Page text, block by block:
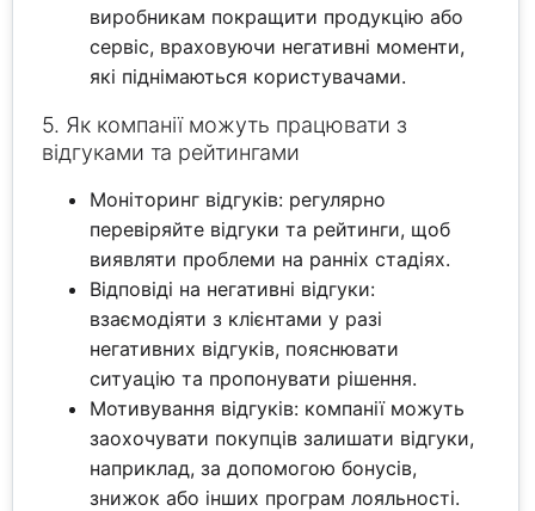
виробникам покращити продукцію або
сервіс, враховуючи негативні моменти,
які піднімаються користувачами.
5. Як компанії можуть працювати з
відгуками та рейтингами
Моніторинг відгуків: регулярно
перевіряйте відгуки та рейтинги, щоб
виявляти проблеми на ранніх стадіях.
Відповіді на негативні відгуки:
взаємодіяти з клієнтами у разі
негативних відгуків, пояснювати
ситуацію та пропонувати рішення.
Мотивування відгуків: компанії можуть
заохочувати покупців залишати відгуки,
наприклад, за допомогою бонусів,
знижок або інших програм лояльності.